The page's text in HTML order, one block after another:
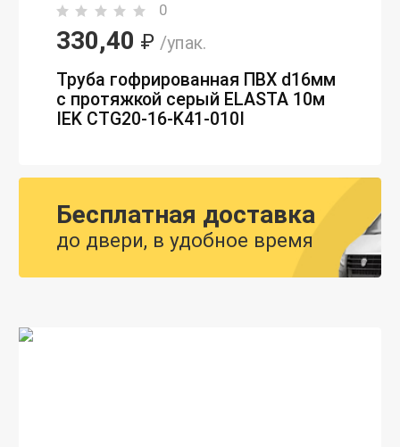
0
330,40 ₽ /упак.
Труба гофрированная ПВХ d16мм
с протяжкой серый ELASTA 10м
IEK CTG20-16-K41-010I
Бесплатная доставка
до двери, в удобное время